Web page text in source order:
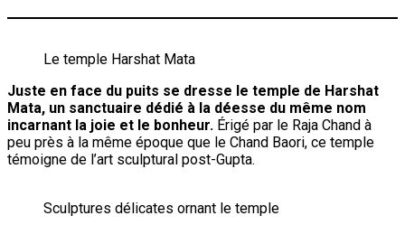
Le temple Harshat Mata
Juste en face du puits se dresse le temple de Harshat
Mata, un sanctuaire dédié à la déesse du même nom
incarnant la joie et le bonheur. Érigé par le Raja Chand à
peu près à la même époque que le Chand Baori, ce temple
témoigne de l’art sculptural post-Gupta.
Sculptures délicates ornant le temple